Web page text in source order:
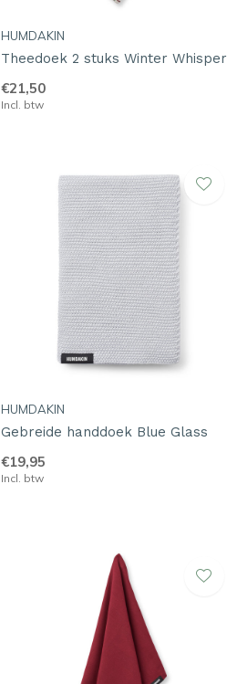
HUMDAKIN
Theedoek 2 stuks Winter Whisper
€21,50
Incl. btw
HUMDAKIN
Gebreide handdoek Blue Glass
€19,95
Incl. btw